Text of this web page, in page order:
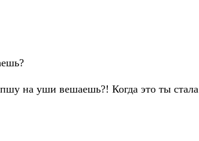
на уши вешаешь?! Когда это ты стала